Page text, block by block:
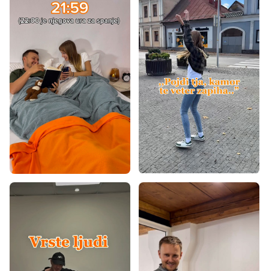
Letvene podlage za posteljo 70x200